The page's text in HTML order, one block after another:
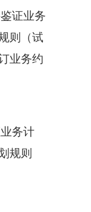
证业务
则（试
业务约
务计
规则